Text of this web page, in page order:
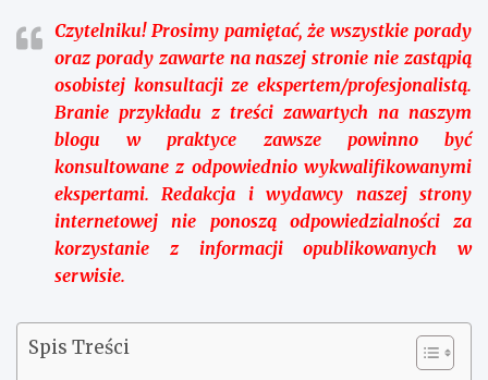
Czytelniku!Prosimy pamiętać, że wszystkie porady
oraz porady zawarte na naszej stronie nie zastąpią
osobistej konsultacji ze ekspertem/profesjonalistą.
Branie przykładu z treści zawartych na naszym
blogu w praktyce zawsze powinno być
konsultowane z odpowiednio wykwalifikowanymi
ekspertami. Redakcja i wydawcy naszej strony
internetowej nie ponoszą odpowiedzialności za
korzystanie z informacji opublikowanych w
serwisie.
Spis Treści